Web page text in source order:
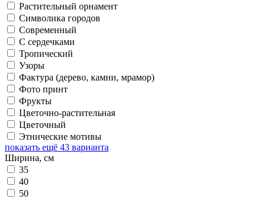
Растительный орнамент
Символика городов
Современный
С сердечками
Тропический
Узоры
Фактура (дерево, камни, мрамор)
Фото принт
Фрукты
Цветочно-растительная
Цветочный
Этнические мотивы
показать ещё 43 варианта
Ширина, см
35
40
50